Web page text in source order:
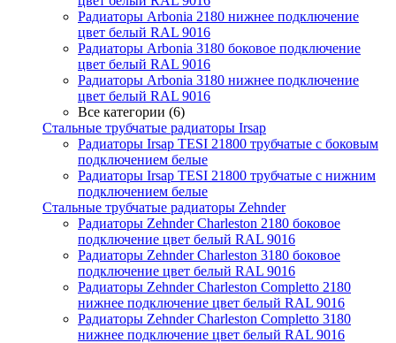
Радиаторы Arbonia 2180 нижнее подключение
цвет белый RAL 9016
Радиаторы Arbonia 3180 боковое подключение
цвет белый RAL 9016
Радиаторы Arbonia 3180 нижнее подключение
цвет белый RAL 9016
Все категории (6)
Стальные трубчатые радиаторы Irsap
Радиаторы Irsap TESI 21800 трубчатые с боковым
подключением белые
Радиаторы Irsap TESI 21800 трубчатые с нижним
подключением белые
Стальные трубчатые радиаторы Zehnder
Радиаторы Zehnder Charleston 2180 боковое
подключение цвет белый RAL 9016
Радиаторы Zehnder Charleston 3180 боковое
подключение цвет белый RAL 9016
Радиаторы Zehnder Charleston Completto 2180
нижнее подключение цвет белый RAL 9016
Радиаторы Zehnder Charleston Completto 3180
нижнее подключение цвет белый RAL 9016